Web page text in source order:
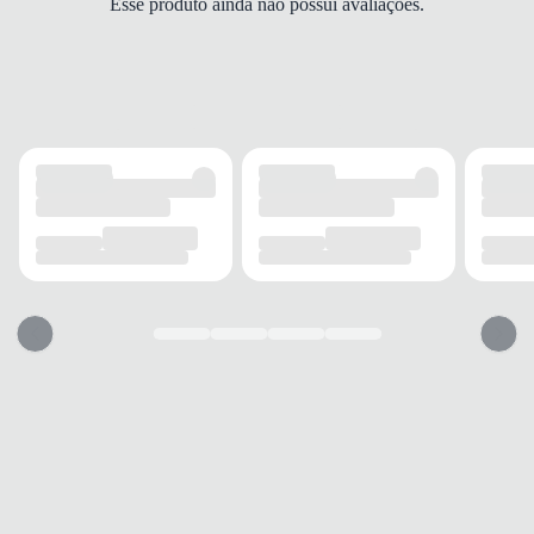
MATERIAL
T.R.
ADERÊNCIA
AMORTECIMENTO
AIR
Esse produto ainda não possui avaliações.